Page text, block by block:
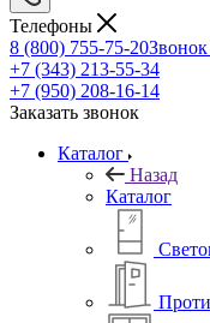
Телефоны
8 (800) 755-75-20
+7 (343) 213-55-34
+7 (950) 208-16-14
Заказать звонок
Каталог
Назад
Каталог